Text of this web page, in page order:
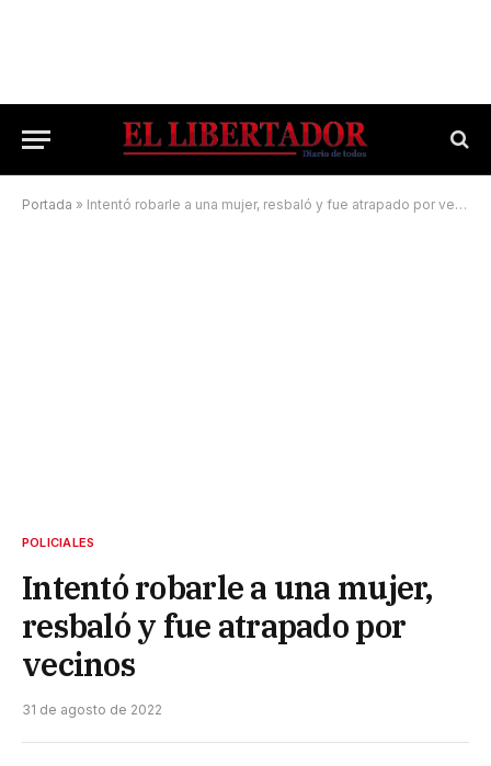
Portada » Intentó robarle a una mujer, resbaló y fue atrapado por vecinos
POLICIALES
Intentó robarle a una mujer,
resbaló y fue atrapado por
vecinos
31 de agosto de 2022